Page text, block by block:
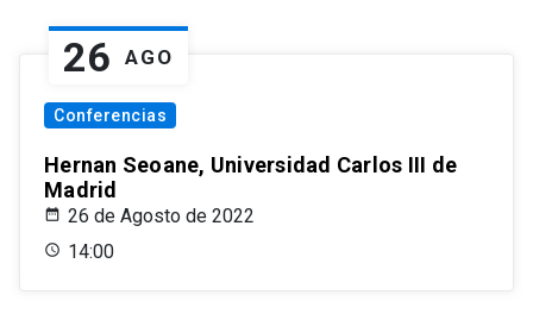
26 AGO
Conferencias
Hernan Seoane, Universidad Carlos III de
Madrid
26 de Agosto de 2022
14:00